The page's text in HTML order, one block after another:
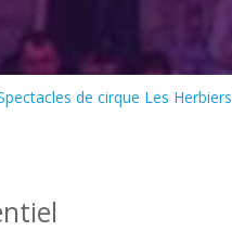
de cirque Les Herbiers